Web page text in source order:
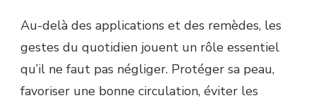
Au-delà des applications et des remèdes, les
gestes du quotidien jouent un rôle essentiel
qu’il ne faut pas négliger. Protéger sa peau,
favoriser une bonne circulation, éviter les